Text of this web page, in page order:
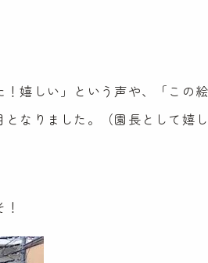
園
嬉しい」という声や、「この
なりました。（園長として嬉し